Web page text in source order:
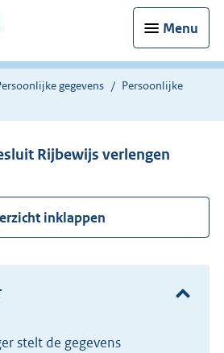
Menu
gegevens
Persoonlijke
Rijbewijs verlengen
inklappen